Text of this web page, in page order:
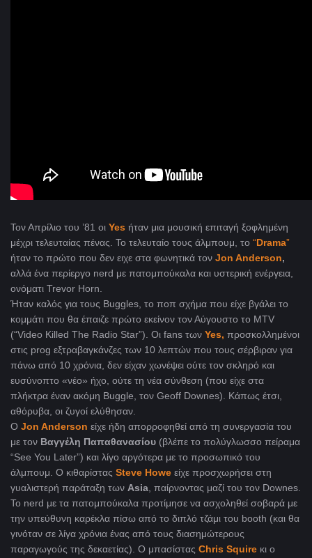
Τον Απρίλιο του ’81 οι Yes ήταν μια μουσική επιταγή ξοφλημένη
μέχρι τελευταίας πένας. Το τελευταίο τους άλμπουμ, το “Drama”
ήταν το πρώτο που δεν ειχε στα φωνητικά τον Jon Anderson,
αλλά ένα περίεργο nerd με πατομπούκαλα και υστερική ενέργεια,
ονόματι Trevor Horn.
Ήταν καλός για τους Buggles, το ποπ σχήμα που είχε βγάλει το
κομμάτι που θα έπαιζε πρώτο εκείνον τον Αύγουστο το MTV
(“Video Killed The Radio Star”). Οι fans των Yes, προσκολλημένοι
στις prog εξτραβαγκάνζες των 10 λεπτών που τους σέρβιραν για
πάνω από 10 χρόνια, δεν είχαν χωνέψει ούτε τον σκληρό και
ευσύνοπτο «νέο» ήχο, ούτε τη νέα σύνθεση (που είχε στα
πλήκτρα έναν ακόμη Buggle, τoν Geoff Downes). Κάπως έτσι,
αθόρυβα, οι ζυγοί ελύθησαν.
Ο Jon Anderson είχε ήδη απορροφηθεί από τη συνεργασία του
με τον Βαγγέλη Παπαθανασίου (βλέπε το πολύγλωσσο πείραμα
“See You Later”) και λίγο αργότερα με το προσωπικό του
άλμπουμ. Ο κιθαρίστας Steve Howe είχε προσχωρήσει στη
γυαλιστερή παράταξη των Asia, παίρνοντας μαζί του τον Downes.
To nerd με τα πατομπούκαλα προτίμησε να ασχοληθεί σοβαρά με
την υπεύθυνη καρέκλα πίσω από το διπλό τζάμι του booth (και θα
γινόταν σε λίγα χρόνια ένας από τους διασημώτερους
παραγωγούς της δεκαετίας). Ο μπασίστας Chris Squire κι ο